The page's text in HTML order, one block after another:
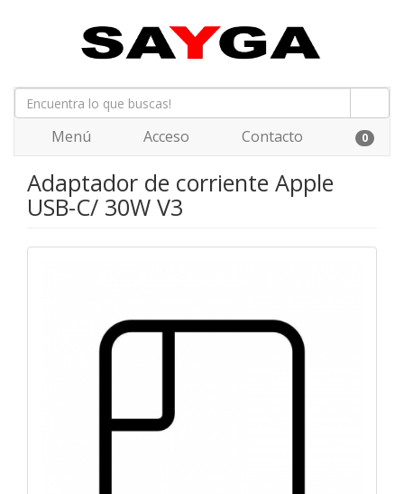
Menú Acceso Contacto 0
Adaptador de corriente Apple
USB-C/ 30W V3